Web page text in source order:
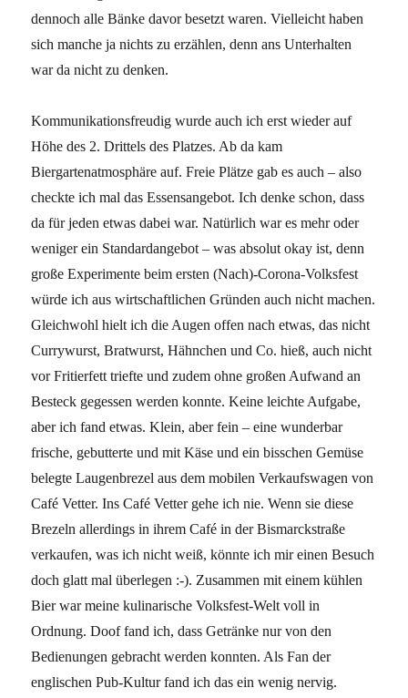
dennoch alle Bänke davor besetzt waren. Vielleicht haben
sich manche ja nichts zu erzählen, denn ans Unterhalten
war da nicht zu denken.
Kommunikationsfreudig wurde auch ich erst wieder auf
Höhe des 2. Drittels des Platzes. Ab da kam
Biergartenatmosphäre auf. Freie Plätze gab es auch – also
checkte ich mal das Essensangebot. Ich denke schon, dass
da für jeden etwas dabei war. Natürlich war es mehr oder
weniger ein Standardangebot – was absolut okay ist, denn
große Experimente beim ersten (Nach)-Corona-Volksfest
würde ich aus wirtschaftlichen Gründen auch nicht machen.
Gleichwohl hielt ich die Augen offen nach etwas, das nicht
Currywurst, Bratwurst, Hähnchen und Co. hieß, auch nicht
vor Fritierfett triefte und zudem ohne großen Aufwand an
Besteck gegessen werden konnte. Keine leichte Aufgabe,
aber ich fand etwas. Klein, aber fein – eine wunderbar
frische, gebutterte und mit Käse und ein bisschen Gemüse
belegte Laugenbrezel aus dem mobilen Verkaufswagen von
Café Vetter. Ins Café Vetter gehe ich nie. Wenn sie diese
Brezeln allerdings in ihrem Café in der Bismarckstraße
verkaufen, was ich nicht weiß, könnte ich mir einen Besuch
doch glatt mal überlegen :-). Zusammen mit einem kühlen
Bier war meine kulinarische Volksfest-Welt voll in
Ordnung. Doof fand ich, dass Getränke nur von den
Bedienungen gebracht werden konnten. Als Fan der
englischen Pub-Kultur fand ich das ein wenig nervig.